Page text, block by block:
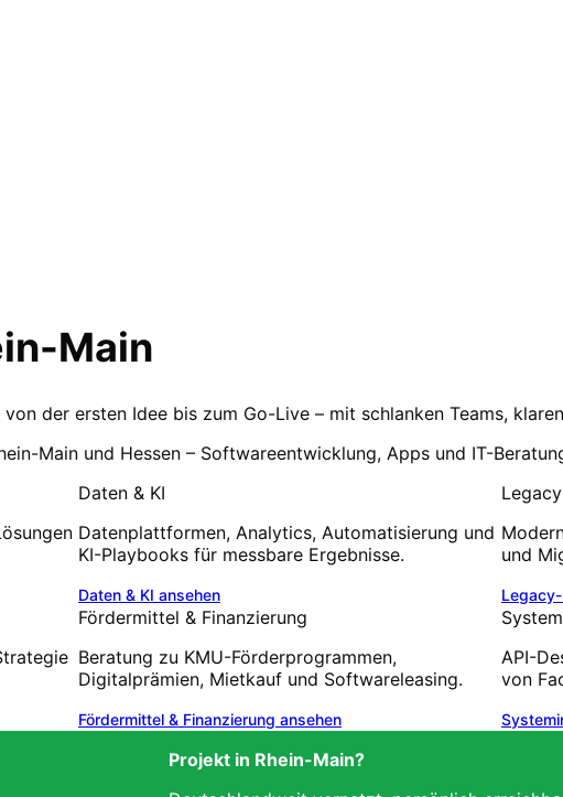
Main
der ersten Idee bis zum Go-Live – mit schlanken Teams,
Main und Hessen – Softwareentwicklung, Apps und IT-
Daten & KI
Datenplattformen, Analytics, Automatisierung und
KI-Playbooks für messbare Ergebnisse.
Daten & KI ansehen
und
Fördermittel & Finanzierung
Beratung zu KMU-Förderprogrammen,
Digitalprämien, Mietkauf und Softwareleasing.
Fördermittel & Finanzierung ansehen
API-
von
Projekt in Rhein-Main?